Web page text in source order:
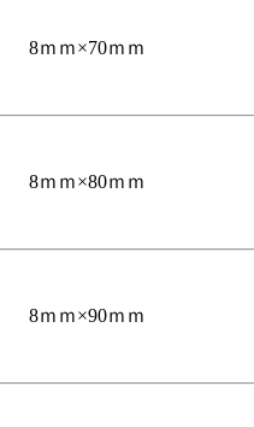
8ｍｍ×70ｍｍ
8ｍｍ×80ｍｍ
8ｍｍ×90ｍｍ